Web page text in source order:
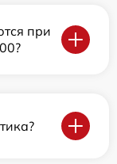
при